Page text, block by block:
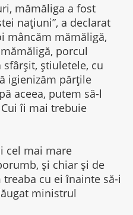
mămăliga a fost
naţiuni”, a declarat
mâncăm mămăligă,
porcul
ştiuletele, cu
igienizăm părţile
aceea, putem să-l
îi mai trebuie
cel mai mare
şi chiar şi de
cu ei înainte să-i
ministrul